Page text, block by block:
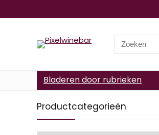
Search
for:
Bladeren door rubrieken
Productcategorieën